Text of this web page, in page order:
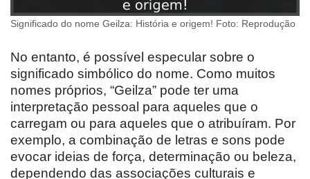
Significado do nome Geilza: História e origem! Foto: Reprodução
No entanto, é possível especular sobre o
significado simbólico do nome. Como muitos
nomes próprios, “Geilza” pode ter uma
interpretação pessoal para aqueles que o
carregam ou para aqueles que o atribuíram. Por
exemplo, a combinação de letras e sons pode
evocar ideias de força, determinação ou beleza,
dependendo das associações culturais e